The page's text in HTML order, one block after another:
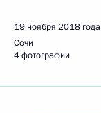
19 ноября 2018 года
Сочи
4 фотографии